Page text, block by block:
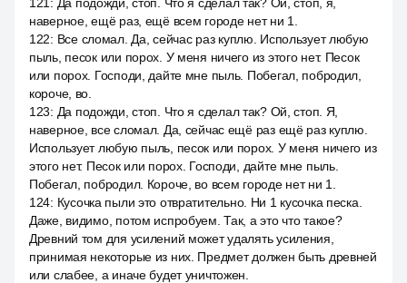
наверное, ещё раз, ещё всем городе нет ни 1.
122: Все сломал. Да, сейчас раз куплю. Использует любую
пыль, песок или порох. У меня ничего из этого нет. Песок
или порох. Господи, дайте мне пыль. Побегал, побродил,
короче, во.
123: Да подожди, стоп. Что я сделал так? Ой, стоп. Я,
наверное, все сломал. Да, сейчас ещё раз ещё раз куплю.
Использует любую пыль, песок или порох. У меня ничего из
этого нет. Песок или порох. Господи, дайте мне пыль.
Побегал, побродил. Короче, во всем городе нет ни 1.
124: Кусочка пыли это отвратительно. Ни 1 кусочка песка.
Даже, видимо, потом испробуем. Так, а это что такое?
Древний том для усилений может удалять усиления,
принимая некоторые из них. Предмет должен быть древней
или слабее, а иначе будет уничтожен.